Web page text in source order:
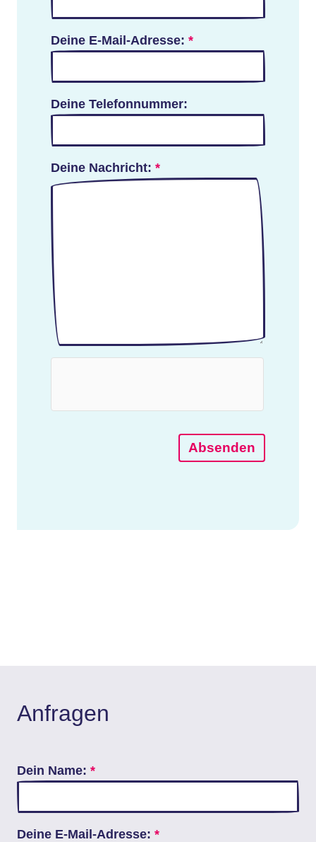
Deine E-Mail-Adresse: *
Deine Telefonnummer:
Deine Nachricht: *
Absenden
Anfragen
Dein Name: *
Deine E-Mail-Adresse: *